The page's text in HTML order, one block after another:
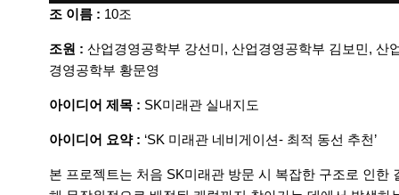
조 이름 : 10조
조원 : 산업경영공학부 강선미, 산업경영공학부 김보민, 산
경영공학부 황문영
아이디어 제목 : SK미래관 실내지도
아이디어 요약 : ‘SK 미래관 네비게이션- 최적 동선 추천’
본 프로젝트는 처음 SK미래관 방문 시 복잡한 구조로 인